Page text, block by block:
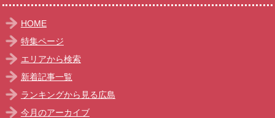
HOME
特集ページ
エリアから検索
新着記事一覧
ランキングから見る広島
今月のアーカイブ